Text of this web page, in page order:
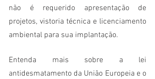
não é requerido apresentação de
projetos, vistoria técnica e licenciamento
ambiental para sua implantação.
Entenda mais sobre a lei
antidesmatamento da União Europeia e o